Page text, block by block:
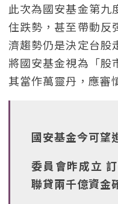
此次為國安基金第九
住跌勢，甚至帶動反
濟趨勢仍是決定台股
將國安基金視為「股
其當作萬靈丹，應審
國安基金今可望
委員會昨成立
聯貸兩千億資金